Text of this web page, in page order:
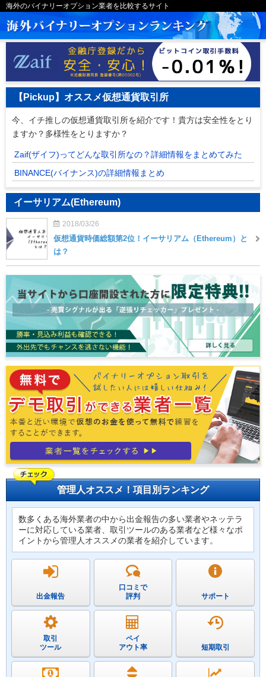
海外のバイナリーオプション業者を比較するサイト
【Pickup】オススメ仮想通貨取引所
今、イチ推しの仮想通貨取引所を紹介です！貴方は安全性をとり
ますか？多様性をとりますか？
Zaif(ザイフ)ってどんな取引所なの？詳細情報をまとめてみた
BINANCE(バイナンス)の詳細情報まとめ
イーサリアム(Ethereum)
2018/03/26
仮想通貨時価総額第2位！イーサリアム（Ethereum）と
は？
管理人オススメ！項目別ランキング
数多くある海外業者の中から出金報告の多い業者やネッテラ
ーに対応している業者、取引ツールのある業者など様々なポ
イントから管理人オススメの業者を紹介しています。
出金報告
口コミで
評判
サポート
取引
ツール
ペイ
アウト率
短期取引